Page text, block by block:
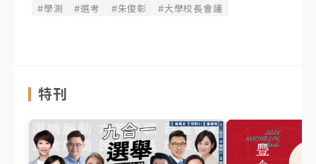
#學測 #選考 #朱俊彰 #大學校長會議
特刊